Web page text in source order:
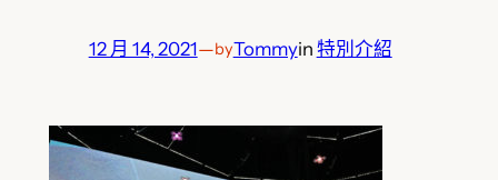
12 月 14, 2021—byTommyin 特別介紹